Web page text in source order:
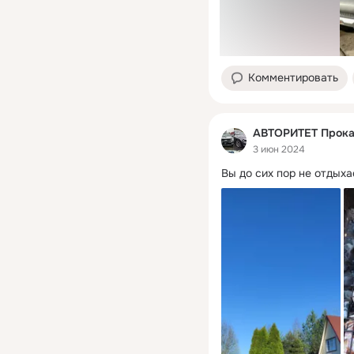
Комментировать
АВТОРИТЕТ
3 июн 2024
Вы до сих пор не